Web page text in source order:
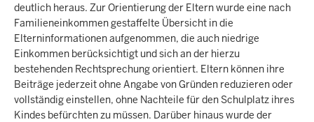
deutlich heraus. Zur Orientierung der Eltern wurde eine nach
Familieneinkommen gestaffelte Übersicht in die
Elterninformationen aufgenommen, die auch niedrige
Einkommen berücksichtigt und sich an der hierzu
bestehenden Rechtsprechung orientiert. Eltern können ihre
Beiträge jederzeit ohne Angabe von Gründen reduzieren oder
vollständig einstellen, ohne Nachteile für den Schulplatz ihres
Kindes befürchten zu müssen. Darüber hinaus wurde der